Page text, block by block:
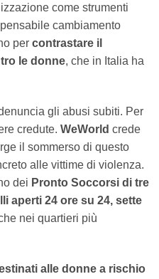
come strumenti
cambiamento
per contrastare il
le donne, che in Italia ha
gli abusi subiti. Per
credute. WeWorld crede
il sommerso di questo
alle vittime di violenza.
dei Pronto Soccorsi di tre
aperti 24 ore su 24, sette
nei quartieri più
alle donne a rischio